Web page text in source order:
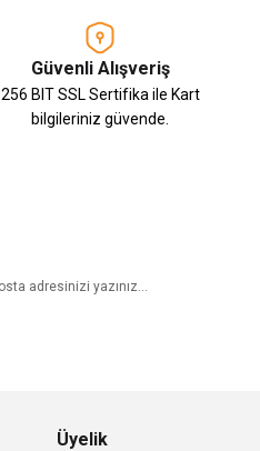
Güvenli Alışveriş
256 BIT SSL Sertifika ile Kart
bilgileriniz güvende.
Üyelik